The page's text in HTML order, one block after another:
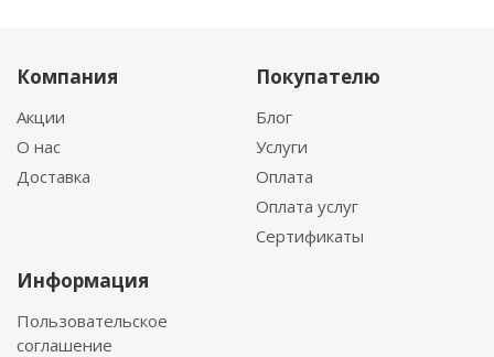
Компания
Акции
О нас
Доставка
Покупателю
Блог
Услуги
Оплата
Оплата услуг
Сертификаты
Информация
Пользовательское
соглашение